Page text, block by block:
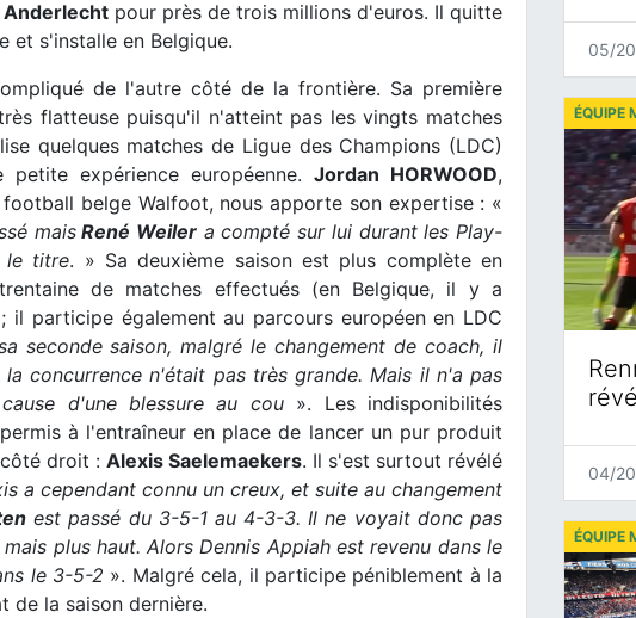
Anderlecht pour près de trois millions d'euros. Il quitte
et s'installe en Belgique.
de l'autre côté de la frontière. Sa première
flatteuse puisqu'il n'atteint pas les vingts matches
quelques matches de Ligue des Champions (LDC)
expérience européenne. Jordan HORWOOD,
belge Walfoot, nous apporte son expertise : «
maisRené Weiler a compté sur lui durant les Play-
le titre. » Sa deuxième saison est plus complète en
de matches effectués (en Belgique, il y a
il participe également au parcours européen en LDC
seconde saison, malgré le changement de coach, il
concurrence n'était pas très grande. Mais il n'a pas
d'une blessure au cou». Les indisponibilités
à l'entraîneur en place de lancer un pur produit
droit : Alexis Saelemaekers. Il s'est surtout révélé
a cependant connu un creux, et suite au changement
est passé du 3-5-1 au 4-3-3. Il ne voyait donc pas
plus haut. Alors Dennis Appiah est revenu dans le
le 3-5-2 ». Malgré cela, il participe péniblement à la
de la saison dernière.
05/
ÉQUIPE
04/
ÉQUIPE